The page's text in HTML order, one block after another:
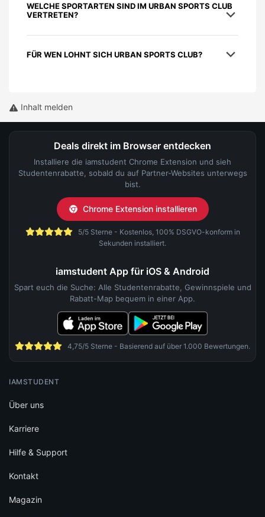
WELCHE SPORTARTEN SIND IM URBAN SPORTS CLUB
VERTRETEN?
FÜR WEN LOHNT SICH URBAN SPORTS CLUB?
Inhalt melden
Deals direkt im Browser entdecken
Installiere die iamstudent Chrome Extension und sieh
Studentenrabatte, sobald du auf Partner-Websites unterwegs
bist.
Chrome Extension installieren
5/5 Sterne - Kostenlos, 100% DSGVO-konform in
Sekunden installiert.
iamstudent App für iOS & Android
Spart euch die Suche: Alle Studentenrabatte, Gewinnspiele und
Rabatt-Map bequem in einer App.
4,75/5 Sterne - Basierend auf über 1.000 Bewertungen.
IAMSTUDENT
Über uns
Karriere
Hilfe & Support
Kontakt
Magazin